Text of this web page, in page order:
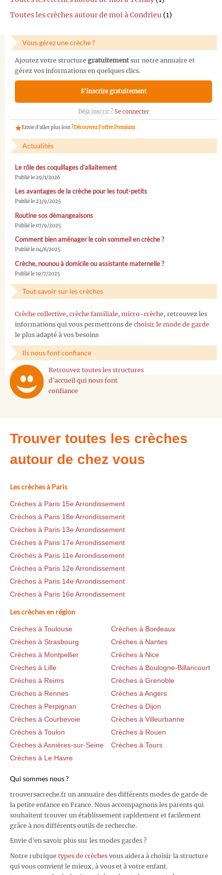
Toutes les crèches autour de moi à Condrieu (1)
Vous gérez une crèche ?
Ajoutez votre structure gratuitementsur notre annuaire et
gérez vos informations en quelques clics.
S'inscrire gratuitement
Déjà inscrit ? Se connecter
Envie d'aller plus loin ?Découvrez l'offre Premium
Actualités
Le rôle des coquillages d’allaitement
Publié le 29/1/2026
Les avantages de la crèche pour les tout-petits
Publié le 23/9/2025
Routine sos démangeaisons
Publié le 07/9/2025
Comment bien aménager le coin sommeil en crèche ?
Publié le 04/8/2025
Crèche, nounou à domicile ou assistante maternelle ?
Publié le 19/7/2025
Tout savoir sur les crèches
Crèche collective, crèche familiale, micro-crèche, retrouvez les
informations qui vous permettrons de choisir le mode de garde
le plus adapté à vos besoins
Ils nous font confiance
Retrouvez toutes les structures
d'accueil qui nous font
confiance
Trouver toutes les crèches
autour de chez vous
Les crèches à Paris
Crèches à Paris 15e Arrondissement
Crèches à Paris 18e Arrondissement
Crèches à Paris 13e Arrondissement
Crèches à Paris 17e Arrondissement
Crèches à Paris 11e Arrondissement
Crèches à Paris 12e Arrondissement
Crèches à Paris 14e Arrondissement
Crèches à Paris 16e Arrondissement
Les crèches en région
Crèches à Toulouse
Crèches à Bordeaux
Crèches à Strasbourg
Crèches à Nantes
Crèches à Montpellier
Crèches à Nice
Crèches à Lille
Crèches à Boulogne-Billancourt
Crèches à Reims
Crèches à Grenoble
Crèches à Rennes
Crèches à Angers
Crèches à Perpignan
Crèches à Dijon
Crèches à Courbevoie
Crèches à Villeurbanne
Crèches à Toulon
Crèches à Rouen
Crèches à Asnières-sur-Seine
Crèches à Tours
Crèches à Le Havre
Qui sommes nous ?
trouversacreche.fr un annuaire des différents modes de garde de
la petite enfance en France. Nous accompagnons les parents qui
souhaitent trouver un établissement rapidement et facilement
grâce à nos différents outils de recherche.
Envie d'en savoir plus sur les modes gardes ?
Notre rubrique types de crèches vous aidera à choisir la structure
qui vous convient le mieux, à vous et à votre enfant.